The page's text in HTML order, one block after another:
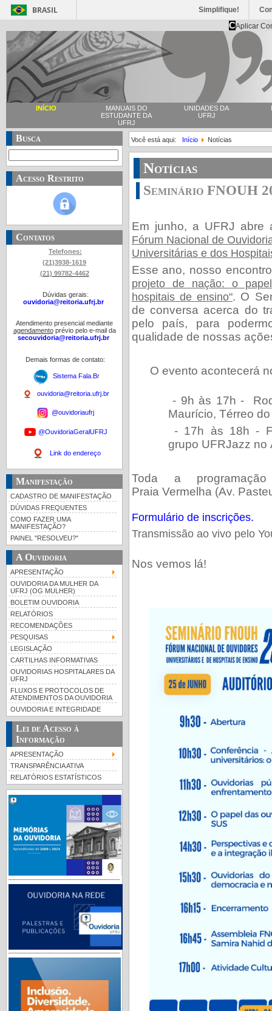
BRASIL Simplifique!
CAplicar
INÍCIO
MANUAIS DO
ESTUDANTE DA
UFRJ
UNIDADES DA
UFRJ
Busca
Acesso Restrito
Contatos
Telefones:
(21)3938-1619
(21) 99782-4462
Dúvidas gerais:
ouvidoria@reitoria.ufrj.br
Atendimento presencial mediante
agendamentoprévio pelo e-mail da
secouvidoria@reitoria.ufrj.br
Demais formas de contato:
Sistema Fala.Br
ouvidoria@reitoria.ufrj.br
@ouvidoriaufrj
@OuvidoriaGeralUFRJ
Link do endereço
Manifestação
CADASTRO DE MANIFESTAÇÃO
DÚVIDAS FREQUENTES
COMO FAZER UMA
MANIFESTAÇÃO?
PAINEL "RESOLVEU?"
A Ouvidoria
APRESENTAÇÃO
OUVIDORIA DA MULHER DA
UFRJ (OG MULHER)
BOLETIM OUVIDORIA
RELATÓRIOS
RECOMENDAÇÕES
PESQUISAS
LEGISLAÇÃO
CARTILHAS INFORMATIVAS
OUVIDORIAS HOSPITALARES DA
UFRJ
FLUXOS E PROTOCOLOS DE
ATENDIMENTOS DA OUVIDORIA
OUVIDORIA E INTEGRIDADE
Lei de Acesso à
Informação
APRESENTAÇÃO
TRANSPARÊNCIA ATIVA
RELATÓRIOS ESTATÍSTICOS
Você está aqui: Início Notícias
Notícias
Seminário FNOUH
Em junho, a UFRJ
Fórum Nacional de
Universitárias e dos
Esse ano, nosso
projeto de nação: o
hospitais de ensino". O
de conversa acerca do
pelo país, para
qualidade de nossas
O evento acontecerá
- 9h às 17h -
Maurício, Térreo
- 17h às 18h -
grupo UFRJazz no
Toda a
Praia Vermelha (Av.
Formulário de inscrições.
Transmissão ao vivo pelo
Nos vemos lá!